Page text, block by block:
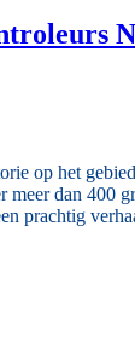
op het
meer dan 400
prachtig